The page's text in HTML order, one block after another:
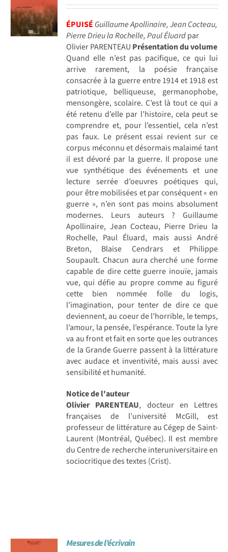
ÉPUISÉ Guillaume Apollinaire, Jean Cocteau,
Pierre Drieu la Rochelle, Paul Éluardpar
Olivier PARENTEAU Présentation du volume
Quand elle n’est pas pacifique, ce qui lui
arrive rarement, la poésie française
consacrée à la guerre entre 1914 et 1918 est
patriotique, belliqueuse, germanophobe,
mensongère, scolaire. C’est là tout ce qui a
été retenu d’elle par l’histoire, cela peut se
comprendre et, pour l’essentiel, cela n’est
pas faux. Le présent essai revient sur ce
corpus méconnu et désormais malaimé tant
il est dévoré par la guerre. Il propose une
vue synthétique des événements et une
lecture serrée d’oeuvres poétiques qui,
pour être mobilisées et par conséquent « en
guerre », n’en sont pas moins absolument
modernes. Leurs auteurs ? Guillaume
Apollinaire, Jean Cocteau, Pierre Drieu la
Rochelle, Paul Éluard, mais aussi André
Breton, Blaise Cendrars et Philippe
Soupault. Chacun aura cherché une forme
capable de dire cette guerre inouïe, jamais
vue, qui défie au propre comme au figuré
cette bien nommée folle du logis,
l’imagination, pour tenter de dire ce que
deviennent, au coeur de l’horrible, le temps,
l’amour, la pensée, l’espérance. Toute la lyre
va au front et fait en sorte que les outrances
de la Grande Guerre passent à la littérature
avec audace et inventivité, mais aussi avec
sensibilité et humanité.
Notice de l'auteur
Olivier PARENTEAU, docteur en Lettres
françaises de l’université McGill, est
professeur de littérature au Cégep de Saint-
Laurent (Montréal, Québec). Il est membre
du Centre de recherche interuniversitaire en
sociocritique des textes (Crist).
Mesures de l’écrivain